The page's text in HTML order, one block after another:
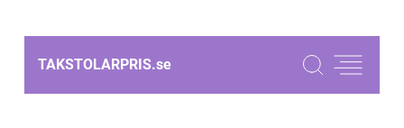
TAKSTOLARPRIS.se